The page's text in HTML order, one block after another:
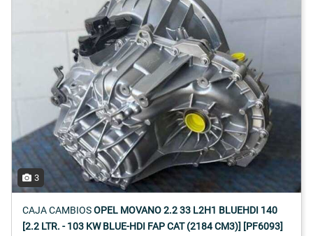
3
CAJA CAMBIOSOPEL MOVANO 2.2 33 L2H1 BLUEHDI 140
[2.2 LTR. - 103 KW BLUE-HDI FAP CAT (2184 CM3)] [PF6093]